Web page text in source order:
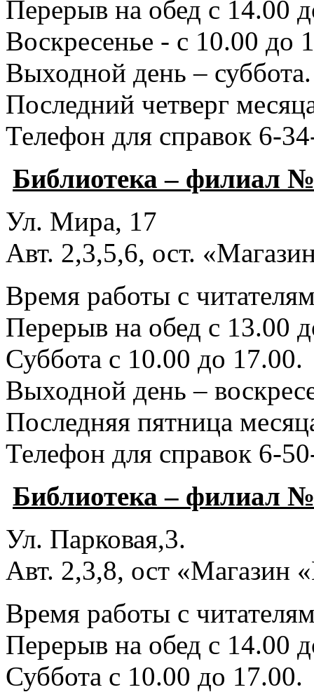
Перерыв на обед с 14.00
Воскресенье - с 10.00 до
Выходной день – суббота.
Последний четверг
Телефон для справок 6-
Библиотека – филиал
Ул. Мира, 17
Авт. 2,3,5,6, ост.
Время работы с
Перерыв на обед с 13.00
Суббота с 10.00 до 17.00.
Выходной день –
Последняя пятница
Телефон для справок 6-
Библиотека – филиал
Ул. Парковая,3.
Авт. 2,3,8, ост «Магазин
Время работы с
Перерыв на обед с 14.00
Суббота с 10.00 до 17.00.